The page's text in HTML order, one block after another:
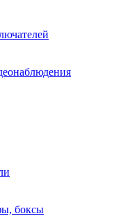
боксы